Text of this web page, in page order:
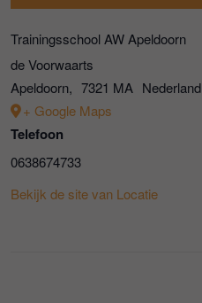
Trainingsschool AW Apeldoorn
de Voorwaarts
Apeldoorn, 7321 MA Nederland
+ Google Maps
Telefoon
0638674733
Bekijk de site van Locatie